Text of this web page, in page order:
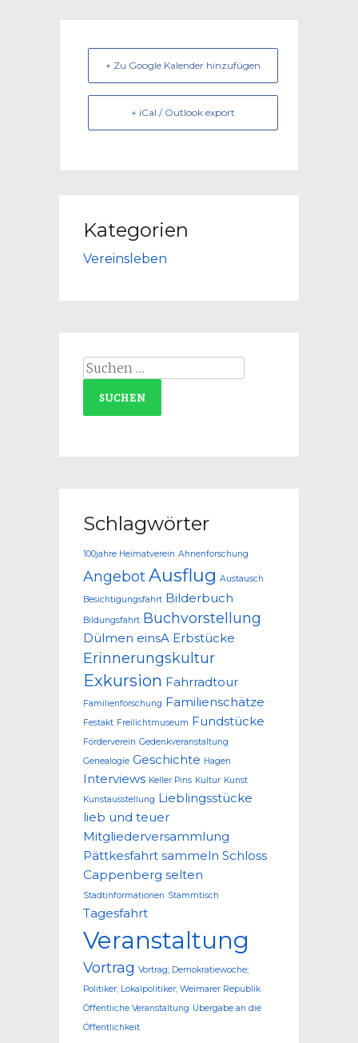
+ Zu Google Kalender hinzufügen
+ iCal / Outlook export
Kategorien
Vereinsleben
Suchen
nach:
Schlagwörter
100jahre Heimatverein Ahnenforschung
AngebotAusflug Austausch
Besichtigungsfahrt Bilderbuch
Bildungsfahrt Buchvorstellung
Dülmen einsA Erbstücke
Erinnerungskultur
Exkursion Fahrradtour
Familienforschung Familienschätze
Festakt Freilichtmuseum Fundstücke
Förderverein Gedenkveranstaltung
Genealogie Geschichte Hagen
Interviews Keller Pins Kultur Kunst
Kunstausstellung Lieblingsstücke
lieb und teuer
Mitgliederversammlung
Pättkesfahrt sammeln Schloss
Cappenberg selten
Stadtinformationen Stammtisch
Tagesfahrt
Veranstaltung
Vortrag Vortrag; Demokratiewoche;
Politiker; Lokalpolitiker; Weimarer Republik
Öffentliche Veranstaltung Übergabe an die
Öffentlichkeit